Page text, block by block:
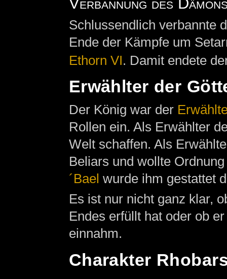
Schlussendlich verbannte
Ende der Kämpfe um
Ethorn VI. Damit endete
Erwählter der
Der König war der
Rollen ein. Als Erwählter
Welt schaffen. Als
Beliars und wollte
´Bael wurde ihm gestattet
Es ist nur nicht ganz klar,
Endes erfüllt hat oder ob
einnahm.
Charakter